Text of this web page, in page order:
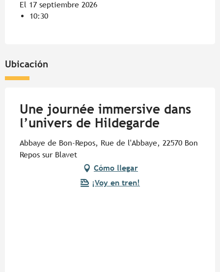
El 17 septiembre 2026
10:30
Ubicación
Une journée immersive dans
l’univers de Hildegarde
Abbaye de Bon-Repos, Rue de l'Abbaye, 22570 Bon
Repos sur Blavet
Cómo llegar
¡Voy en tren!